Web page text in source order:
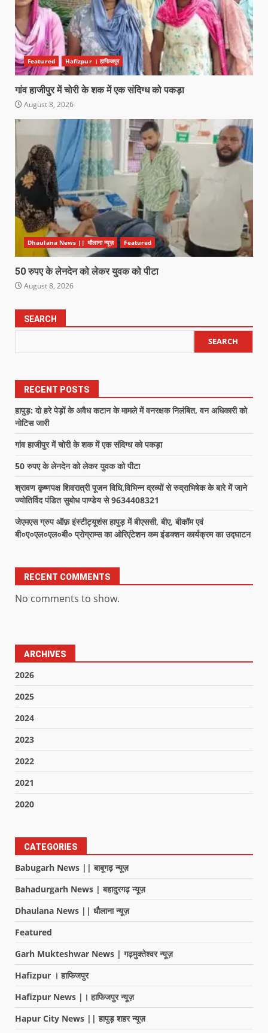
Featured Hafizpur । हाफिजपुर
गांव हाजीपुर में चोरी के शक में एक संदिग्ध को पकड़ा
August 8, 2026
Dhaulana News || धौलाना न्यूज़ Featured
50 रुपए के लेनदेन को लेकर युवक को पीटा
August 8, 2026
SEARCH
SEARCH
RECENT POSTS
हापुड़: दो हरे पेड़ों के अवैध कटान के मामले में वनरक्षक निलंबित, वन अधिकारी को
नोटिस जारी
गांव हाजीपुर में चोरी के शक में एक संदिग्ध को पकड़ा
50 रुपए के लेनदेन को लेकर युवक को पीटा
श्रावण कृष्णपक्ष शिवरात्री पूजन विधि,विभिन्न द्रव्यों से रुद्राभिषेक के बारे में जाने
ज्योतिर्विद पंडित सुबोध पाण्डेय से 9634408321
जेएमएस ग्रुप ऑफ़ इंस्टीट्यूशंस हापुड़ में बीएससी, बीए, बीकॉम एवं
बी०ए०एल०एल०बी० प्रोग्राम्स का ओरिएंटेशन कम इंडक्शन कार्यक्रम का उद्घाटन
RECENT COMMENTS
No comments to show.
ARCHIVES
2026
2025
2024
2023
2022
2021
2020
CATEGORIES
Babugarh News || बाबूगढ़ न्यूज़
Bahadurgarh News | बहादुरगढ़ न्यूज़
Dhaulana News || धौलाना न्यूज़
Featured
Garh Mukteshwar News | गढ़मुक्तेश्वर न्यूज़
Hafizpur । हाफिजपुर
Hafizpur News |। हाफिजपुर न्यूज़
Hapur City News || हापुड़ शहर न्यूज़